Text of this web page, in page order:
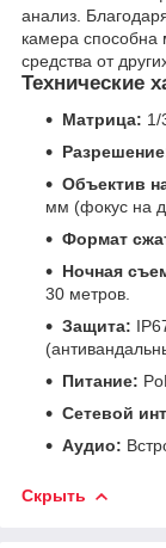
анализ.
камера способна
средства от
Технические
Матрица: 1/
Объектив
мм (фокус на
Формат
Ночная
30 метров.
Защита:
Питание:
Сетевой
Аудио:
Скрыть